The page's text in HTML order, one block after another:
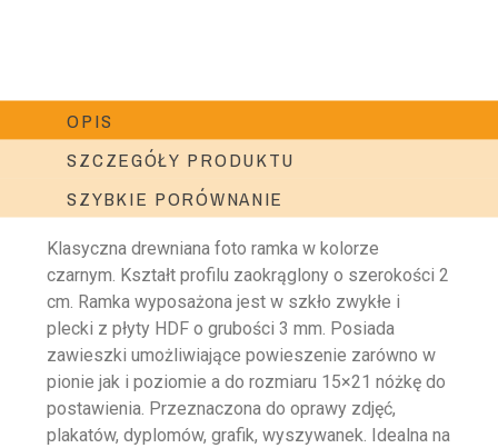
OPIS
SZCZEGÓŁY PRODUKTU
SZYBKIE PORÓWNANIE
Klasyczna drewniana foto ramka w kolorze
czarnym. Kształt profilu zaokrąglony o szerokości 2
cm. Ramka wyposażona jest w szkło zwykłe i
plecki z płyty HDF o grubości 3 mm. Posiada
zawieszki umożliwiające powieszenie zarówno w
pionie jak i poziomie a do rozmiaru 15×21 nóżkę do
postawienia. Przeznaczona do oprawy zdjęć,
plakatów, dyplomów, grafik, wyszywanek. Idealna na